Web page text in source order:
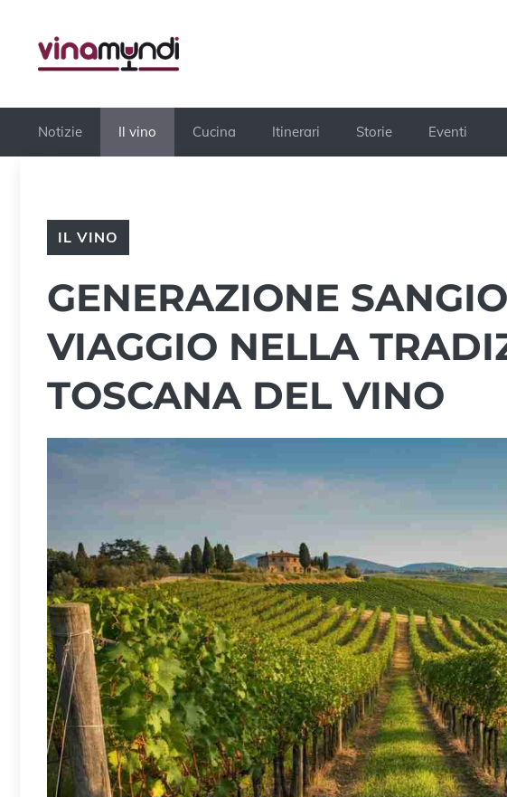
contenuto
Notizie Il vino Cucina Itinerari Storie Eventi
IL VINO
GENERAZIONE
VIAGGIO NELLA
TOSCANA DEL VINO